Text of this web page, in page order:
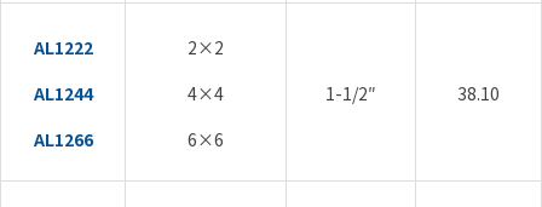
AL1222
AL1244
AL1266
2×2
4×4
6×6
1-1/2″ 38.10